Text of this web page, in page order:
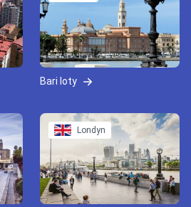
Bari loty
Londyn